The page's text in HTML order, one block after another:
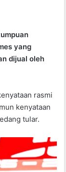
yang
dijual oleh
rasmi
kenyataan
tular.